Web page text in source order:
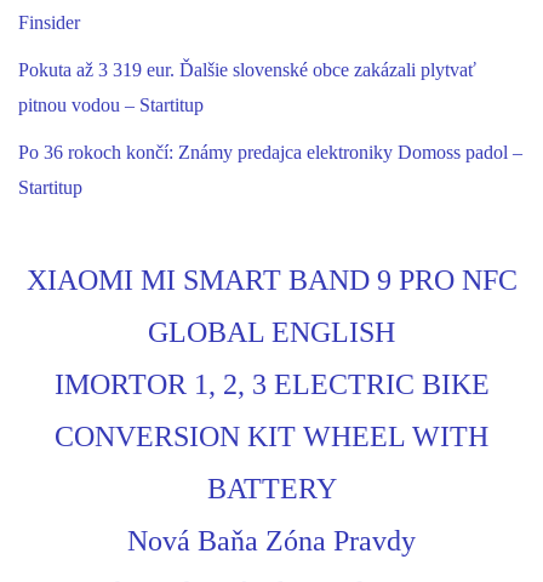
Finsider
Pokuta až 3 319 eur. Ďalšie slovenské obce zakázali plytvať
pitnou vodou – Startitup
Po 36 rokoch končí: Známy predajca elektroniky Domoss padol –
Startitup
XIAOMI MI SMART BAND 9 PRO NFC
GLOBAL ENGLISH
IMORTOR 1, 2, 3 ELECTRIC BIKE
CONVERSION KIT WHEEL WITH
BATTERY
Nová Baňa Zóna Pravdy